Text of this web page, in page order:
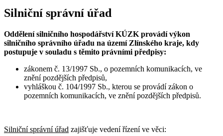
Silniční správní úřad
Oddělení silničního hospodářství KÚZK provádí výkon
silničního správního úřadu na území Zlínského kraje, kdy
postupuje v souladu s těmito právními předpisy:
zákonem č. 13/1997 Sb., o pozemních komunikacích, ve
znění pozdějších předpisů,
vyhláškou č. 104/1997 Sb., kterou se provádí zákon o
pozemních komunikacích, ve znění pozdějších předpisů.
Silniční správní úřad zajišťuje vedení řízení ve věci: